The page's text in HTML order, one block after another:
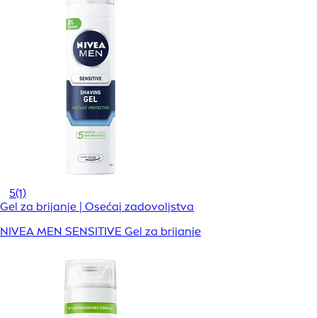
5(1)
Gel za brijanje | Osećaj zadovoljstva
NIVEA MEN SENSITIVE Gel za brijanje